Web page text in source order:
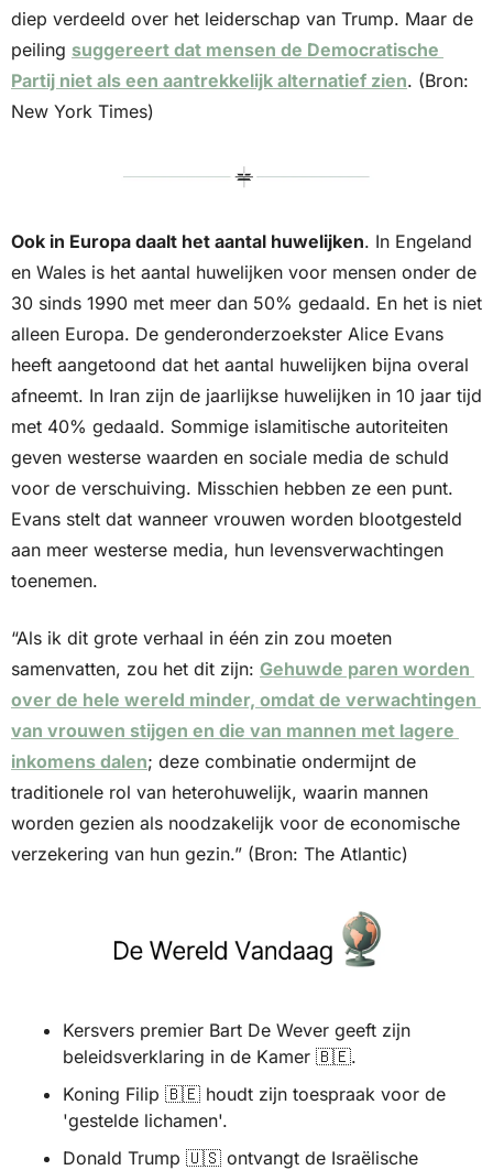
diep verdeeld over het leiderschap van Trump. Maar de
peiling suggereert dat mensen de Democratische
Partij niet als een aantrekkelijk alternatief zien. (Bron:
New York Times)
Ook in Europa daalt het aantal huwelijken. In Engeland
en Wales is het aantal huwelijken voor mensen onder de
30 sinds 1990 met meer dan 50% gedaald. En het is niet
alleen Europa. De genderonderzoekster Alice Evans
heeft aangetoond dat het aantal huwelijken bijna overal
afneemt. In Iran zijn de jaarlijkse huwelijken in 10 jaar tijd
met 40% gedaald. Sommige islamitische autoriteiten
geven westerse waarden en sociale media de schuld
voor de verschuiving. Misschien hebben ze een punt.
Evans stelt dat wanneer vrouwen worden blootgesteld
aan meer westerse media, hun levensverwachtingen
toenemen.
“Als ik dit grote verhaal in één zin zou moeten
samenvatten, zou het dit zijn: Gehuwde paren worden
over de hele wereld minder, omdat de verwachtingen
van vrouwen stijgen en die van mannen met lagere
inkomens dalen; deze combinatie ondermijnt de
traditionele rol van heterohuwelijk, waarin mannen
worden gezien als noodzakelijk voor de economische
verzekering van hun gezin.” (Bron: The Atlantic)
Kersvers premier Bart De Wever geeft zijn
beleidsverklaring in de Kamer 🇧🇪.
Koning Filip 🇧🇪 houdt zijn toespraak voor de
'gestelde lichamen'.
Donald Trump 🇺🇸 ontvangt de Israëlische